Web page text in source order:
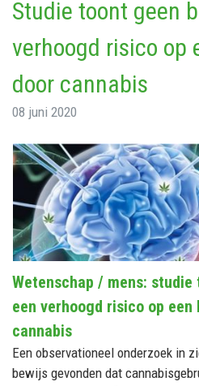
Studie toont geen
verhoogd risico op
door cannabis
08 juni 2020
Wetenschap / mens:
een verhoogd risico op een
cannabis
Een observationeel onderzoek in
bewijs gevonden dat